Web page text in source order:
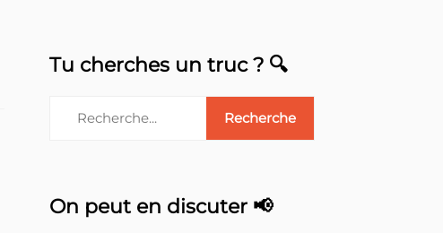
Tu cherches un truc ? 🔍
On peut en discuter 📢